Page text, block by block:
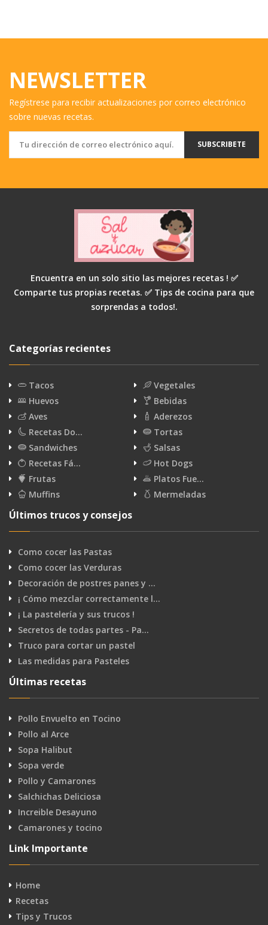
NEWSLETTER
Regístrese para recibir actualizaciones por correo electrónico
sobre nuevas recetas.
SUBSCRIBETE
Encuentra en un solo sitio las mejores recetas ! ✅
Comparte tus propias recetas. ✅ Tips de cocina para que
sorprendas a todos!.
Categorías recientes
Tacos
Vegetales
Huevos
Bebidas
Aves
Aderezos
Recetas Do…
Tortas
Sandwiches
Salsas
Recetas Fá…
Hot Dogs
Frutas
Platos Fue…
Muffins
Mermeladas
Últimos trucos y consejos
Como cocer las Pastas
Como cocer las Verduras
Decoración de postres panes y …
¡ Cómo mezclar correctamente l…
¡ La pastelería y sus trucos !
Secretos de todas partes - Pa…
Truco para cortar un pastel
Las medidas para Pasteles
Últimas recetas
Pollo Envuelto en Tocino
Pollo al Arce
Sopa Halibut
Sopa verde
Pollo y Camarones
Salchichas Deliciosa
Increible Desayuno
Camarones y tocino
Link Importante
Home
Recetas
Tips y Trucos